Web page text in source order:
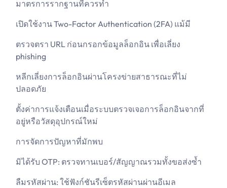
มาตรการรากฐานที่ควรทำ
เปิดใช้งาน Two-Factor Authentication (2FA) แม้มี
ตรวจตรา URL ก่อนกรอกข้อมูลล็อกอิน เพื่อเลี่ยง
phishing
หลีกเลี่ยงการล็อกอินผ่านโครงข่ายสาธารณะที่ไม่
ปลอดภัย
ตั้งค่าการแจ้งเตือนเมื่อระบบตรวจเจอการล็อกอินจากที่
อยู่หรือวัสดุอุปกรณ์ใหม่
การจัดการปัญหาที่มักพบ
มิได้รับ OTP: ตรวจทานเบอร์/สัญญาณรวมทั้งขอส่งซ้ำ
ลืมรหัสผ่าน: ใช้ฟังก์ชันรีเซ็ตรหัสผ่านผ่านอีเมล